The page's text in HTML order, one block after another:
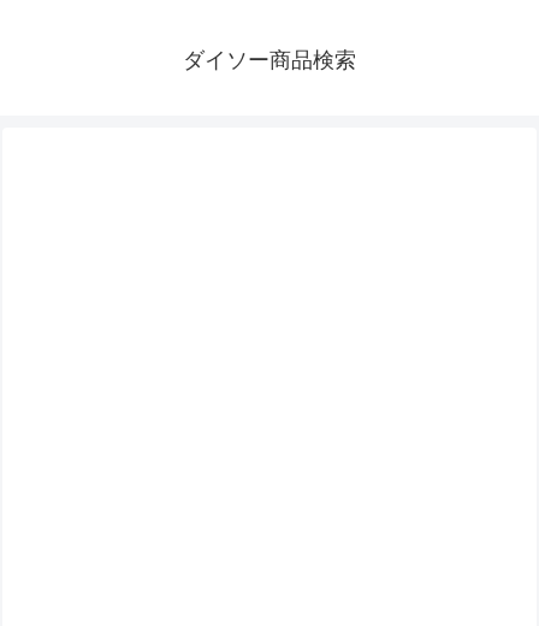
ダイソー商品検索